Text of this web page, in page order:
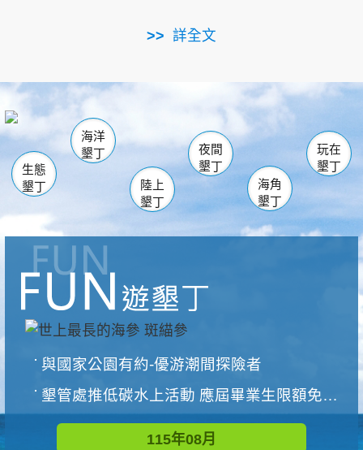
詳全文
南仁湖
海生館
恆春 佳樂水
龍鑾潭自然中心 森林遊樂區
瓊麻館
關山 墾管處遊客中心
社頂公園 風吹沙
船帆石
白砂 龍磐公園
香蕉灣
砂島
鵝鑾鼻
生態
墾丁
海洋
墾丁
陸上
墾丁
夜間
墾丁
海角
墾丁
玩在
墾丁
與國家公園有約-優游潮間探險者
墾管處推低碳水上活動 應屆畢業生限額免費參加
115年08月